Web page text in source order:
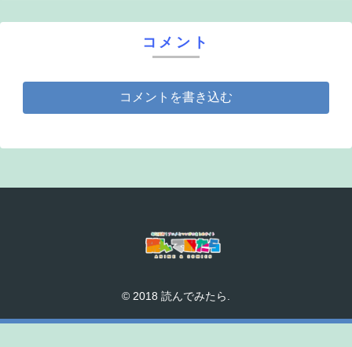
コメント
コメントを書き込む
© 2018 読んでみたら.